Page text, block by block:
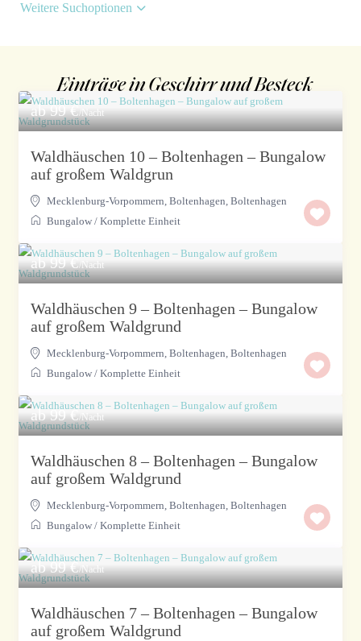
Weitere Suchoptionen
Einträge in Geschirr und Besteck
ab 99 €/Nacht
Waldhäuschen 10 – Boltenhagen – Bungalow
auf großem Waldgrun
Mecklenburg-Vorpommern, Boltenhagen,Boltenhagen
Bungalow /Komplette Einheit
ab 99 €/Nacht
Waldhäuschen 9 – Boltenhagen – Bungalow
auf großem Waldgrund
Mecklenburg-Vorpommern, Boltenhagen,Boltenhagen
Bungalow /Komplette Einheit
ab 99 €/Nacht
Waldhäuschen 8 – Boltenhagen – Bungalow
auf großem Waldgrund
Mecklenburg-Vorpommern, Boltenhagen,Boltenhagen
Bungalow /Komplette Einheit
ab 99 €/Nacht
Waldhäuschen 7 – Boltenhagen – Bungalow
auf großem Waldgrund